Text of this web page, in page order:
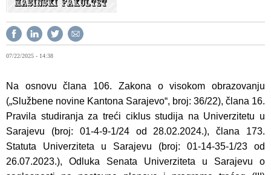
07/22/2025 - 14:38
Na osnovu člana 106. Zakona o visokom obrazovanju
(„Službene novine Kantona Sarajevo“, broj: 36/22), člana 16.
Pravila studiranja za treći ciklus studija na Univerzitetu u
Sarajevu (broj: 01-4-9-1/24 od 28.02.2024.), člana 173.
Statuta Univerziteta u Sarajevu (broj: 01-14-35-1/23 od
26.07.2023.), Odluka Senata Univerziteta u Sarajevu o